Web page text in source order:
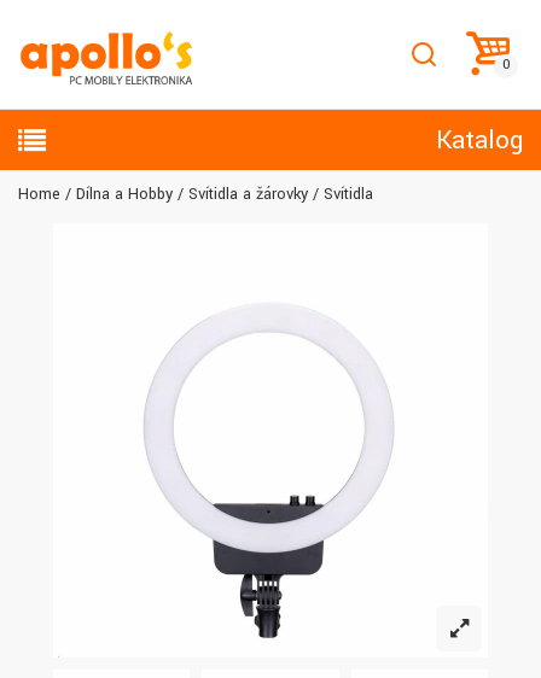
Katalog
Home Dílna a Hobby Svítidla a žárovky Svítidla